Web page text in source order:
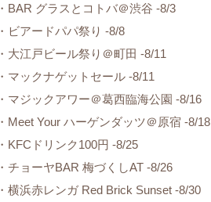
・BAR グラスとコトバ＠渋谷 -8/3
・ビアードパパ祭り -8/8
・大江戸ビール祭り＠町田 -8/11
・マックナゲットセール -8/11
・マジックアワー＠葛西臨海公園 -8/16
・Meet Your ハーゲンダッツ＠原宿 -8/18
・KFCドリンク100円 -8/25
・チョーヤBAR 梅づくしAT -8/26
・横浜赤レンガ Red Brick Sunset -8/30